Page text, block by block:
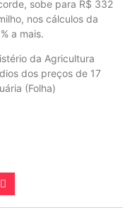
sobe para R$ 332
nos cálculos da
a mais.
da Agricultura
dos preços de 17
(Folha)